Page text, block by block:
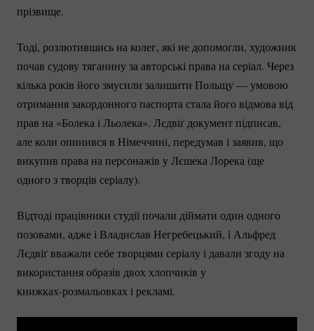
прізвище.
Тоді, розлютившись на колег, які не допомогли, художник
почав судову тяганину за авторські права на серіал. Через
кілька років його змусили залишити Польщу — умовою
отримання закордонного паспорта стала його відмова від
прав на «Болека і Льолека». Лєдвіґ документ підписав,
але коли опинився в Німеччині, передумав і заявив, що
викупив права на персонажів у Лєшека Лорека (ще
одного з творців серіалу).
Відтоді працівники студії почали діймати один одного
позовами, адже і Владислав Негребецький, і Альфред
Лєдвіґ вважали себе творцями серіалу і давали згоду на
використання образів двох хлопчиків у
книжках-розмальовках і рекламі.